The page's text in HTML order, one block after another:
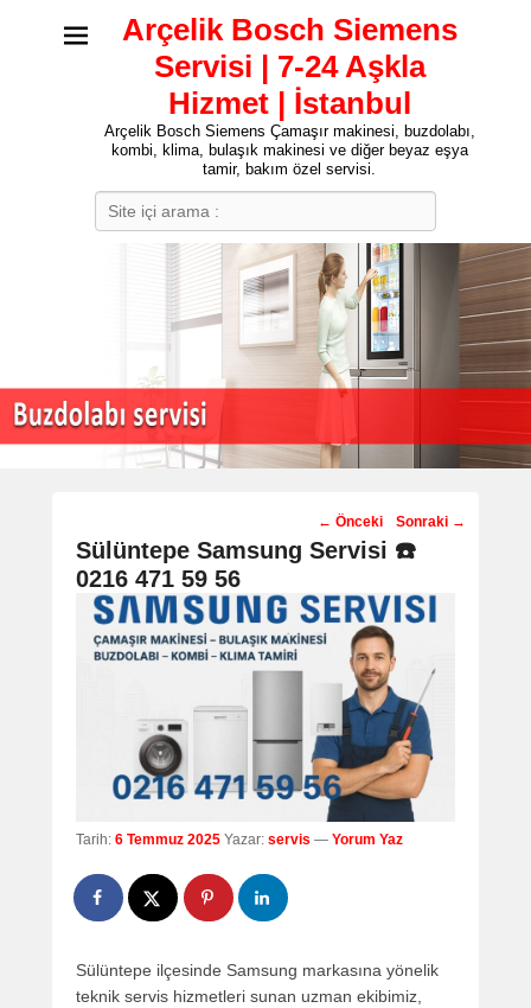
Arçelik Bosch Siemens
Servisi | 7-24 Aşkla
Hizmet | İstanbul
Arçelik Bosch Siemens Çamaşır makinesi, buzdolabı,
kombi, klima, bulaşık makinesi ve diğer beyaz eşya
tamir, bakım özel servisi.
Post
navigation
← Önceki Sonraki →
Sülüntepe Samsung Servisi ☎️
0216 471 59 56
Tarih: 6 Temmuz 2025 Yazar: servis — Yorum Yaz
Sülüntepe ilçesinde Samsung markasına yönelik
teknik servis hizmetleri sunan uzman ekibimiz,